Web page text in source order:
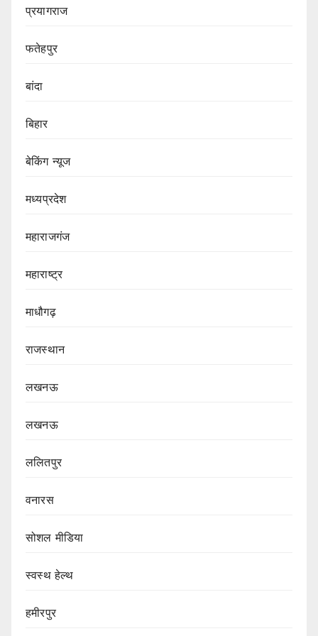
प्रयागराज
फतेहपुर
बांदा
बिहार
बेकिंग न्यूज
मध्यप्रदेश
महाराजगंज
महाराष्ट्र
माधौगढ़
राजस्थान
लखनऊ
लखनऊ
ललितपुर
वनारस
सोशल मीडिया
स्वस्थ हेल्थ
हमीरपुर